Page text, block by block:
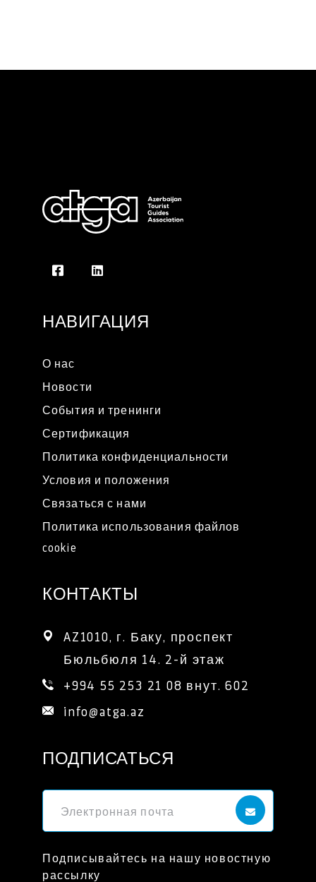
НАВИГАЦИЯ
О нас
Новости
События и тренинги
Сертификация
Политика конфиденциальности
Условия и положения
Связаться с нами
Политика использования файлов
cookie
КОНТАКТЫ
AZ1010, г. Баку, проспект
Бюльбюля 14. 2-й этаж
+994 55 253 21 08 внут. 602
info@atga.az
ПОДПИСАТЬСЯ
Подписывайтесь на нашу новостную
рассылку